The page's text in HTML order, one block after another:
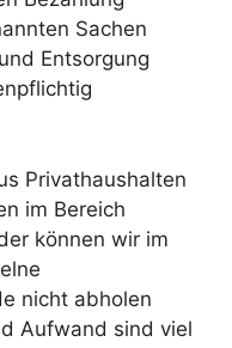
Sachen
Entsorgung
Privathaushalten
im Bereich
können wir im
nicht abholen
Aufwand sind viel